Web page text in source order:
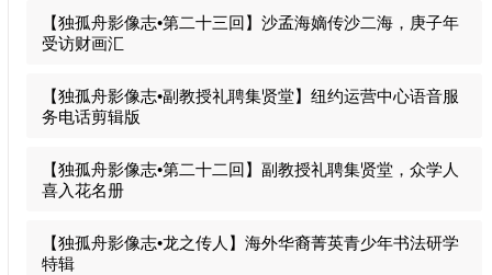
【独孤舟影像志•第二十三回】沙孟海嫡传沙二海，庚子年
受访财画汇
【独孤舟影像志•副教授礼聘集贤堂】纽约运营中心语音服
务电话剪辑版
【独孤舟影像志•第二十二回】副教授礼聘集贤堂，众学人
喜入花名册
【独孤舟影像志•龙之传人】海外华裔菁英青少年书法研学
特辑